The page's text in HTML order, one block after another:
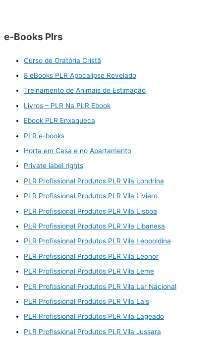
e-Books Plrs
Curso de Oratória Cristã
8 eBooks PLR Apocalipse Revelado
Treinamento de Animais de Estimação
Livros – PLR Na PLR Ebook
Ebook PLR Enxaqueca
PLR e-books
Horta em Casa e no Apartamento
Private label rights
PLR Profissional Produtos PLR Vila Londrina
PLR Profissional Produtos PLR Vila Liviero
PLR Profissional Produtos PLR Vila Lisboa
PLR Profissional Produtos PLR Vila Libanesa
PLR Profissional Produtos PLR Vila Leopoldina
PLR Profissional Produtos PLR Vila Leonor
PLR Profissional Produtos PLR Vila Leme
PLR Profissional Produtos PLR Vila Lar Nacional
PLR Profissional Produtos PLR Vila Lais
PLR Profissional Produtos PLR Vila Lageado
PLR Profissional Produtos PLR Vila Jussara